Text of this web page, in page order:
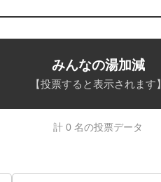
みんなの湯加減
【投票すると表示されます】
計 0 名の投票データ